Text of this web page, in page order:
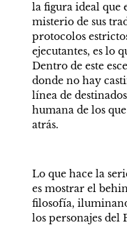
la figura ideal que
misterio de sus
protocolos
ejecutantes, es lo
Dentro de este
donde no hay
línea de
humana de los
atrás.
Lo que hace la
es mostrar el
filosofía,
los personajes del